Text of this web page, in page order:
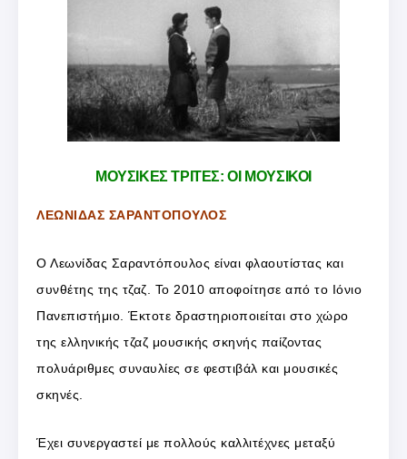
ΜΟΥΣΙΚΕΣ ΤΡΙΤΕΣ: ΟΙ ΜΟΥΣΙΚΟΙ
ΛΕΩΝΙΔΑΣ ΣΑΡΑΝΤΟΠΟΥΛΟΣ
Ο Λεωνίδας Σαραντόπουλος είναι φλαουτίστας και
συνθέτης της τζαζ. Το 2010 αποφοίτησε από το Ιόνιο
Πανεπιστήμιο. Έκτοτε δραστηριοποιείται στο χώρο
της ελληνικής τζαζ μουσικής σκηνής παίζοντας
πολυάριθμες συναυλίες σε φεστιβάλ και μουσικές
σκηνές.
Έχει συνεργαστεί με πολλούς καλλιτέχνες μεταξύ